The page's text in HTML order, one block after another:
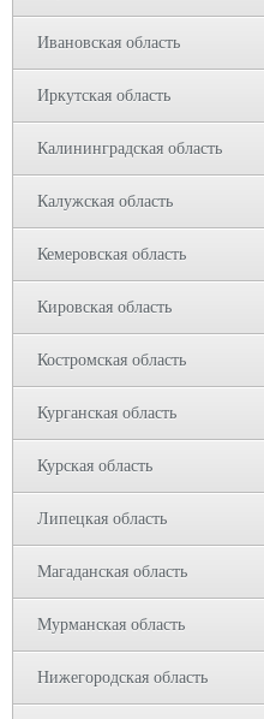
Ивановская область
Иркутская область
Калининградская область
Калужская область
Кемеровская область
Кировская область
Костромская область
Курганская область
Курская область
Липецкая область
Магаданская область
Мурманская область
Нижегородская область